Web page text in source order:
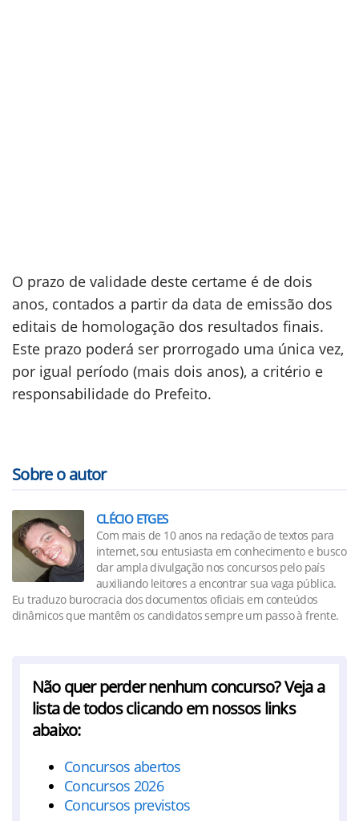
O prazo de validade deste certame é de dois
anos, contados a partir da data de emissão dos
editais de homologação dos resultados finais.
Este prazo poderá ser prorrogado uma única vez,
por igual período (mais dois anos), a critério e
responsabilidade do Prefeito.
Sobre o autor
CLÉCIO ETGES
Com mais de 10 anos na redação de textos para
internet, sou entusiasta em conhecimento e busco
dar ampla divulgação nos concursos pelo país
auxiliando leitores a encontrar sua vaga pública.
Eu traduzo burocracia dos documentos oficiais em conteúdos
dinâmicos que mantêm os candidatos sempre um passo à frente.
Não quer perder nenhum concurso? Veja a
lista de todos clicando em nossos links
abaixo:
Concursos abertos
Concursos 2026
Concursos previstos